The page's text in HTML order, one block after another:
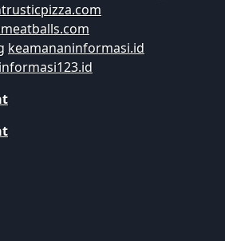
keamananinformasi.id
informasi123.id